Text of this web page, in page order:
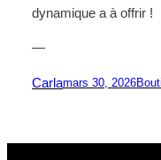
dynamique a à offrir !
—
Carlamars 30, 2026